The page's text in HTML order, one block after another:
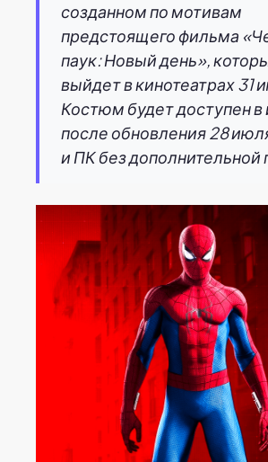
созданном по мотивам
предстоящего фильма
паук: Новый день»,
выйдет в кинотеатрах 31
Костюм будет доступен в
после обновления 28
и ПК без дополнительной